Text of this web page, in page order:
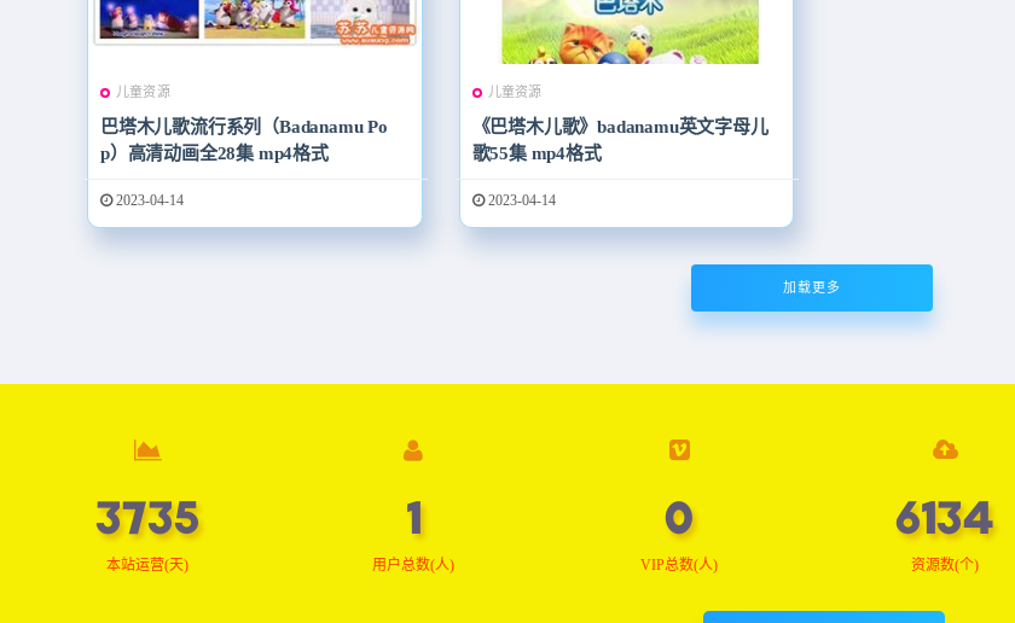
儿童资源
巴塔木儿歌流行系列（Badanamu Po
p）高清动画全28集 mp4格式
2023-04-14
儿童资源
《巴塔木儿歌》badanamu英文字母儿
歌55集 mp4格式
2023-04-14
加载更多
3761
本站运营(天)
1
用户总数(人)
0
VIP总数(人)
6176
资源数(个)